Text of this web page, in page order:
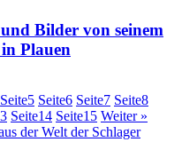
Bilder von seinem
Plauen
Seite5 Seite6 Seite7 Seite8
Seite14 Seite15 Weiter »